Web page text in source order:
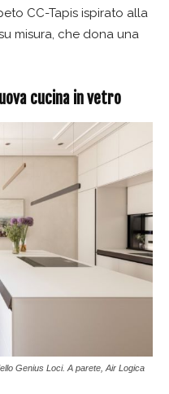
CC-Tapis ispirato alla
misura, che dona una
cucina in vetro
Genius Loci. A parete, Air Logica